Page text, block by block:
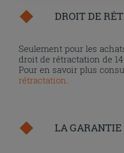
DROIT DE
Seulement pour les
droit de rétractation de
Pour en savoir plus
rétractation
LA